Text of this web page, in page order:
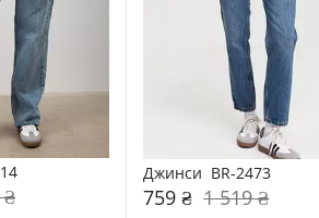
Джинси  BR-2473
759 ₴ 1 519 ₴